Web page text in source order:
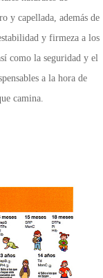
y capellada, además de
y firmeza a los
como la seguridad y el
a la hora de
camina.